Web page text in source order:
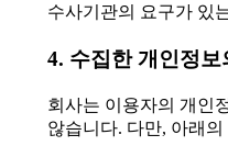
수사기관의 요구가 있
4. 수집한 개인정보
회사는 이용자의 개인
않습니다. 다만, 아래